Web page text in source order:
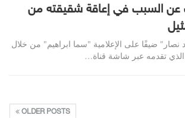
عن السبب في إعاقة شقيقته من
نصار" ضيفًا على الإعلامية "سما ابراهيم" من خلال
تقدمه عبر شاشة قناة…
OLDER POSTS